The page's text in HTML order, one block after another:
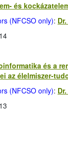
és
(NFCSO only):
és a
az élelmiszer-
(NFCSO only):